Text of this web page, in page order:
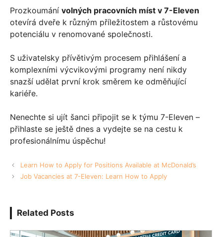
Prozkoumání volných pracovních míst v 7-Eleven
otevírá dveře k různým příležitostem a růstovému
potenciálu v renomované společnosti.
S uživatelsky přívětivým procesem přihlášení a
komplexními výcvikovými programy není nikdy
snazší udělat první krok směrem ke odměňující
kariéře.
Nenechte si ujít šanci připojit se k týmu 7-Eleven –
přihlaste se ještě dnes a vydejte se na cestu k
profesionálnímu úspěchu!
Learn How to Apply for Positions Available at McDonald’s
Job Vacancies at 7-Eleven: Learn How to Apply
Related Posts